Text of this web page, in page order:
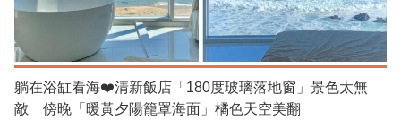
躺在浴缸看海❤️清新飯店「180度玻璃落地窗」景色太無
敵 傍晚「暖黃夕陽籠罩海面」橘色天空美翻